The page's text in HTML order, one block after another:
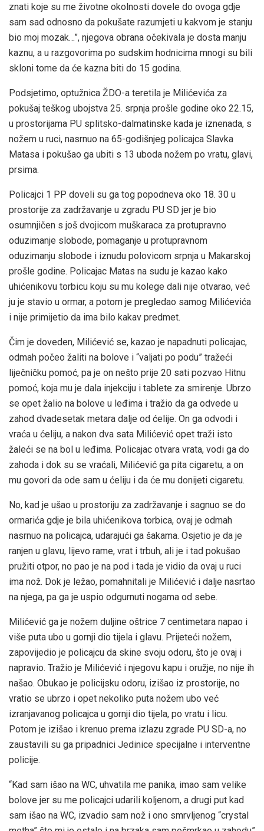
znati koje su me životne okolnosti dovele do ovoga gdje
sam sad odnosno da pokušate razumjeti u kakvom je stanju
bio moj mozak…”, njegova obrana očekivala je dosta manju
kaznu, a u razgovorima po sudskim hodnicima mnogi su bili
skloni tome da će kazna biti do 15 godina.
Podsjetimo, optužnica ŽDO-a teretila je Milićevića za
pokušaj teškog ubojstva 25. srpnja prošle godine oko 22.15,
u prostorijama PU splitsko-dalmatinske kada je iznenada, s
nožem u ruci, nasrnuo na 65-godišnjeg policajca Slavka
Matasa i pokušao ga ubiti s 13 uboda nožem po vratu, glavi,
prsima.
Policajci 1 PP doveli su ga tog popodneva oko 18. 30 u
prostorije za zadržavanje u zgradu PU SD jer je bio
osumnjičen s još dvojicom muškaraca za protupravno
oduzimanje slobode, pomaganje u protupravnom
oduzimanju slobode i iznudu polovicom srpnja u Makarskoj
prošle godine. Policajac Matas na sudu je kazao kako
uhićenikovu torbicu koju su mu kolege dali nije otvarao, već
ju je stavio u ormar, a potom je pregledao samog Milićevića
i nije primijetio da ima bilo kakav predmet.
Čim je doveden, Milićević se, kazao je napadnuti policajac,
odmah počeo žaliti na bolove i “valjati po podu” tražeći
liječničku pomoć, pa je on nešto prije 20 sati pozvao Hitnu
pomoć, koja mu je dala injekciju i tablete za smirenje. Ubrzo
se opet žalio na bolove u leđima i tražio da ga odvede u
zahod dvadesetak metara dalje od ćelije. On ga odvodi i
vraća u ćeliju, a nakon dva sata Milićević opet traži isto
žaleći se na bol u leđima. Policajac otvara vrata, vodi ga do
zahoda i dok su se vraćali, Milićević ga pita cigaretu, a on
mu govori da ode sam u ćeliju i da će mu donijeti cigaretu.
No, kad je ušao u prostoriju za zadržavanje i sagnuo se do
ormarića gdje je bila uhićenikova torbica, ovaj je odmah
nasrnuo na policajca, udarajući ga šakama. Osjetio je da je
ranjen u glavu, lijevo rame, vrat i trbuh, ali je i tad pokušao
pružiti otpor, no pao je na pod i tada je vidio da ovaj u ruci
ima nož. Dok je ležao, pomahnitali je Milićević i dalje nasrtao
na njega, pa ga je uspio odgurnuti nogama od sebe.
Milićević ga je nožem duljine oštrice 7 centimetara napao i
više puta ubo u gornji dio tijela i glavu. Prijeteći nožem,
zapovijedio je policajcu da skine svoju odoru, što je ovaj i
napravio. Tražio je Milićević i njegovu kapu i oružje, no nije ih
našao. Obukao je policijsku odoru, izišao iz prostorije, no
vratio se ubrzo i opet nekoliko puta nožem ubo već
izranjavanog policajca u gornji dio tijela, po vratu i licu.
Potom je izišao i krenuo prema izlazu zgrade PU SD-a, no
zaustavili su ga pripadnici Jedinice specijalne i interventne
policije.
“Kad sam išao na WC, uhvatila me panika, imao sam velike
bolove jer su me policajci udarili koljenom, a drugi put kad
sam išao na WC, izvadio sam nož i ono smrvljenog “crystal